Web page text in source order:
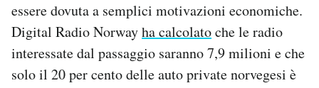
essere dovuta a semplici motivazioni economiche.
Digital Radio Norwayha calcolatoche le radio
interessate dal passaggio saranno 7,9 milioni e che
solo il 20 per cento delle auto private norvegesi è